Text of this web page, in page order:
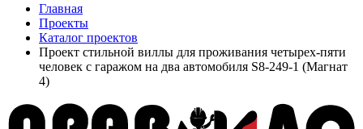
Главная
Проекты
Каталог проектов
Проект стильной виллы для проживания четырех-пяти
человек с гаражом на два автомобиля S8-249-1 (Магнат
4)